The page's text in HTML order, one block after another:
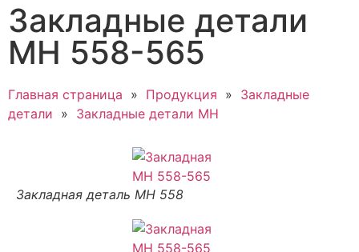
Закладные детали
МН 558-565
Главная страница » Продукция » Закладные
детали » Закладные детали МН
Закладная деталь МН 558